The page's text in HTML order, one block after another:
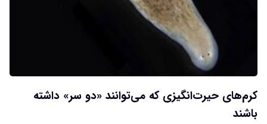
کرم‌های حیرت‌انگیزی که می‌توانند «دو سر» داشته
باشند